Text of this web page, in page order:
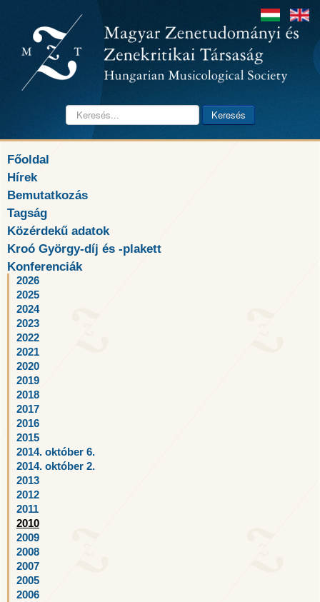
Keresés... Keresés
Főoldal
Hírek
Bemutatkozás
Tagság
Közérdekű adatok
Kroó György-díj és -plakett
Konferenciák
2026
2025
2024
2023
2022
2021
2020
2019
2018
2017
2016
2015
2014. október 6.
2014. október 2.
2013
2012
2011
2010
2009
2008
2007
2005
2006